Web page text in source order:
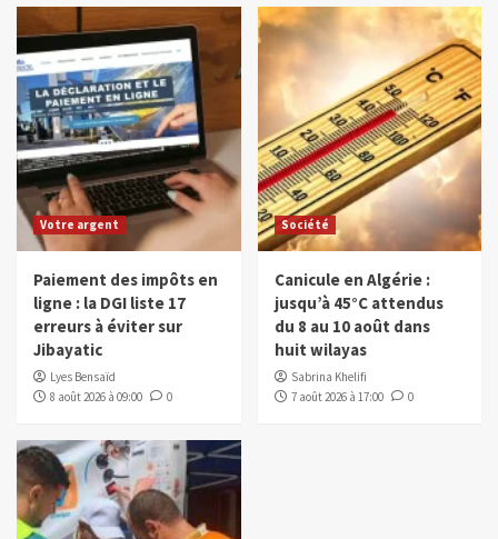
Votre argent
Paiement des impôts en
ligne : la DGI liste 17
erreurs à éviter sur
Jibayatic
Lyes Bensaïd
8 août 2026 à 09:00
0
Société
Canicule en Algérie :
jusqu’à 45°C attendus
du 8 au 10 août dans
huit wilayas
Sabrina Khelifi
7 août 2026 à 17:00
0